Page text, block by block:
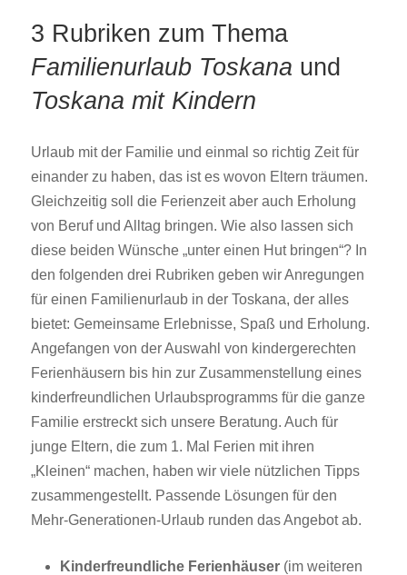
3 Rubriken zum Thema
Familienurlaub Toskana und
Toskana mit Kindern
Urlaub mit der Familie und einmal so richtig Zeit für
einander zu haben, das ist es wovon Eltern träumen.
Gleichzeitig soll die Ferienzeit aber auch Erholung
von Beruf und Alltag bringen. Wie also lassen sich
diese beiden Wünsche „unter einen Hut bringen“? In
den folgenden drei Rubriken geben wir Anregungen
für einen Familienurlaub in der Toskana, der alles
bietet: Gemeinsame Erlebnisse, Spaß und Erholung.
Angefangen von der Auswahl von kindergerechten
Ferienhäusern bis hin zur Zusammenstellung eines
kinderfreundlichen Urlaubsprogramms für die ganze
Familie erstreckt sich unsere Beratung. Auch für
junge Eltern, die zum 1. Mal Ferien mit ihren
„Kleinen“ machen, haben wir viele nützlichen Tipps
zusammengestellt. Passende Lösungen für den
Mehr-Generationen-Urlaub runden das Angebot ab.
Kinderfreundliche Ferienhäuser (im weiteren